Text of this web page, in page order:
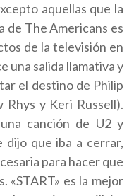
aquellas que la
de The Americans es
de la televisión en
una salida llamativa y
el destino de Philip
y Keri Russell).
canción de U2 y
dijo que iba a cerrar,
para hacer que
«START» es la mejor